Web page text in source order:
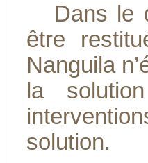
Dans le
être
Nanguila
la
solution.